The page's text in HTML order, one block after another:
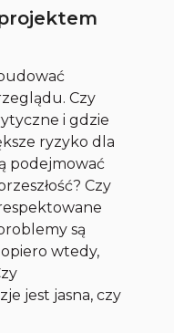
Czy
i gdzie
ryzyko dla
podejmować
Czy
są
wtedy,
jest jasna, czy